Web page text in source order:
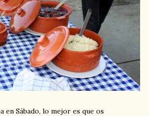
en Sábado, lo mejor es que os